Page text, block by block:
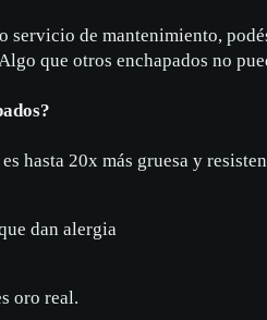
servicio de mantenimiento,
que otros enchapados no
hasta 20x más gruesa y
dan alergia
oro real.